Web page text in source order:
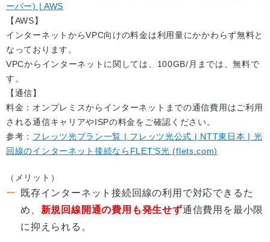
ーバー) | AWS
【AWS】
インターネットからVPC向けの料金は利用量にかかわらず無料と
なっております。
VPCからインターネットに関しては、100GB/月までは、無料で
す。
【通信】
料金：オンプレミスからインターネットまでの通信費用はご利用
される通信キャリアやISPの料金をご確認ください。
参考： フレッツ光プラン一覧 | フレッツ光公式 | NTT東日本 | 光
回線のインターネット接続ならFLET'S光 (flets.com)
（メリット）
既存インターネット接続回線の利用で対応できるた
め、 新規回線開通の費用も発生せず通信費用を最小限
に抑えられる。